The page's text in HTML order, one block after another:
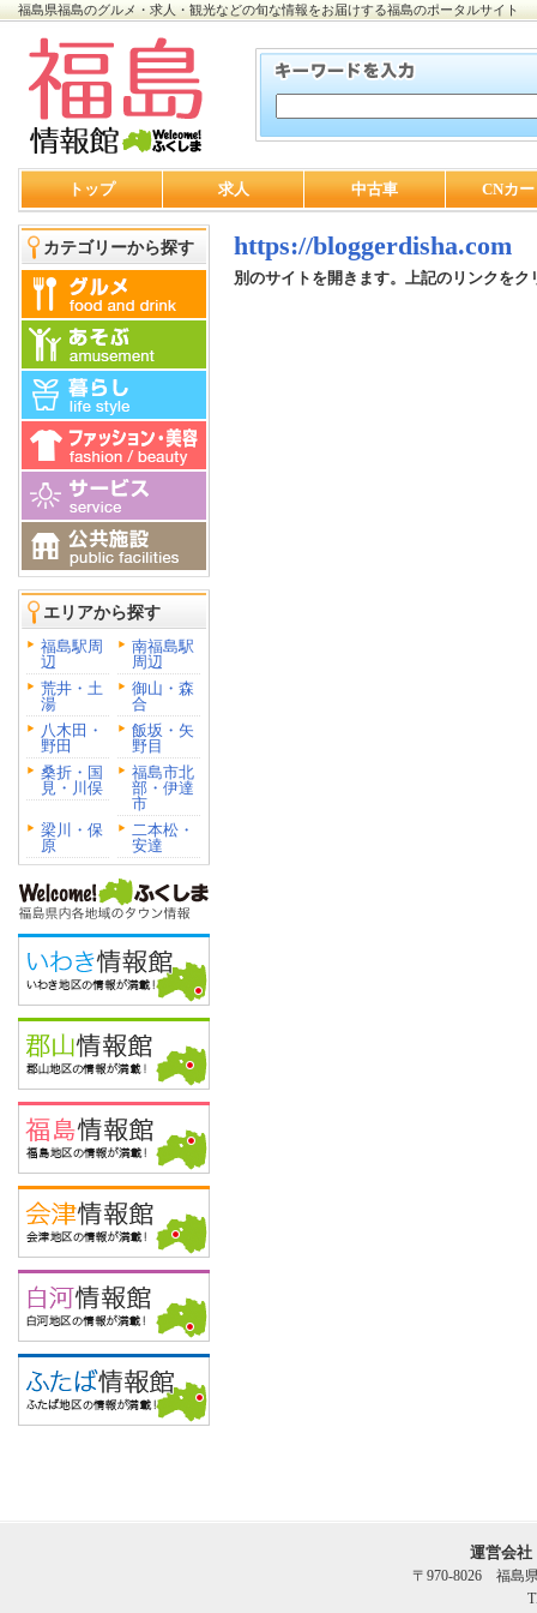
福島県福島のグルメ・求人・観光などの旬な情報をお届けする福島のポータルサイト
トップ 求人 中古車 CNカ
カテゴリーから探す
エリアから探す
福島駅周
辺
南福島駅
周辺
荒井・土
湯
御山・森
合
八木田・
野田
飯坂・矢
野目
桑折・国
見・川俣
福島市北
部・伊達
市
梁川・保
原
二本松・
安達
https://bloggerdisha.com
別のサイトを開きます。上記のリンクをク
運営会
〒970-8026 福島